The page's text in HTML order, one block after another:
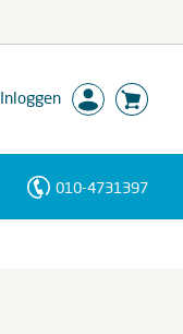
Inloggen
010-4731397